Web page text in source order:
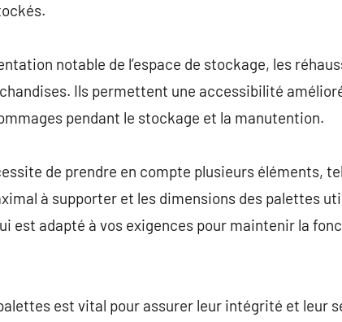
notable de l’espace de stockage, les
Ils permettent une accessibilité
pendant le stockage et la manutention.
de prendre en compte plusieurs éléments,
à supporter et les dimensions des palettes
est adapté à vos exigences pour maintenir la
est vital pour assurer leur intégrité et leur